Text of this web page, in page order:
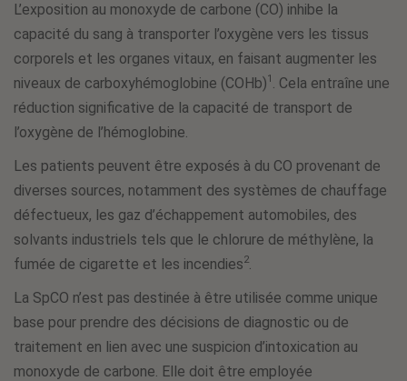
L’exposition au monoxyde de carbone (CO) inhibe la
capacité du sang à transporter l’oxygène vers les tissus
corporels et les organes vitaux, en faisant augmenter les
niveaux de carboxyhémoglobine (COHb)1 . Cela entraîne une
réduction significative de la capacité de transport de
l’oxygène de l’hémoglobine.
Les patients peuvent être exposés à du CO provenant de
diverses sources, notamment des systèmes de chauffage
défectueux, les gaz d’échappement automobiles, des
solvants industriels tels que le chlorure de méthylène, la
fumée de cigarette et les incendies2.
La SpCO n’est pas destinée à être utilisée comme unique
base pour prendre des décisions de diagnostic ou de
traitement en lien avec une suspicion d’intoxication au
monoxyde de carbone. Elle doit être employée